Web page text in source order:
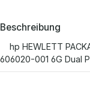
Beschreibung
hp HEWLETT
606020-001 6G Dual